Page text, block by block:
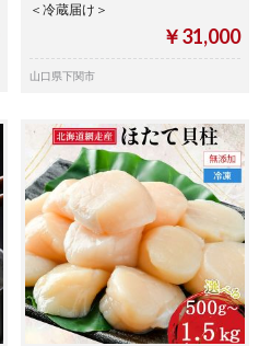
＜冷蔵届け＞
￥31,000
山口県下関市